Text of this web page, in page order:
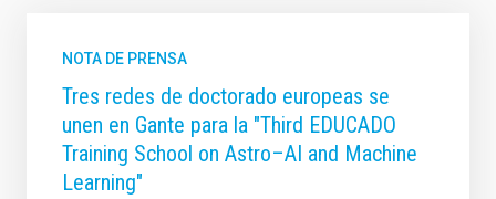
NOTA DE PRENSA
Tres redes de doctorado europeas se
unen en Gante para la "Third EDUCADO
Training School on Astro–AI and Machine
Learning"